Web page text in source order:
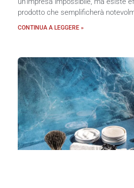
prodotto che semplificherà
CONTINUA A LEGGERE »